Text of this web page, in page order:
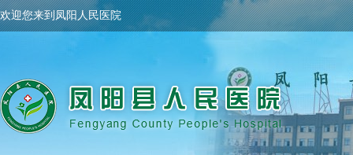
欢迎您来到凤阳人民医院